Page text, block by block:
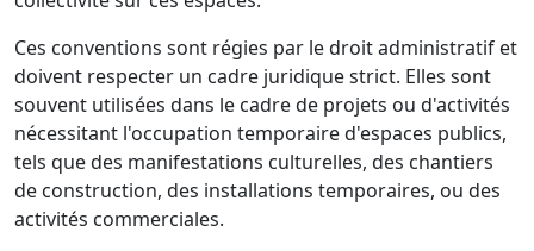
Ces conventions sont régies par le droit administratif et
doivent respecter un cadre juridique strict. Elles sont
souvent utilisées dans le cadre de projets ou d'activités
nécessitant l'occupation temporaire d'espaces publics,
tels que des manifestations culturelles, des chantiers
de construction, des installations temporaires, ou des
activités commerciales.